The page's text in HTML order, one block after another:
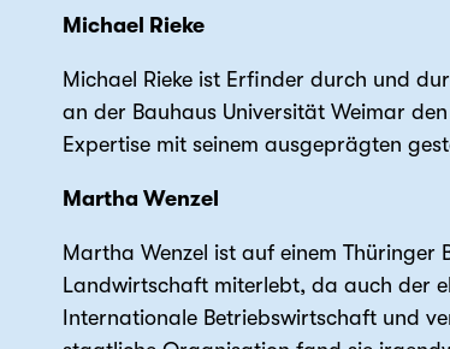
Michael Rieke
Michael Rieke ist Erfinder durch und
an der Bauhaus Universität Weimar
Expertise mit seinem ausgeprägten
Martha Wenzel
Martha Wenzel ist auf einem
Landwirtschaft miterlebt, da auch der
Internationale Betriebswirtschaft und